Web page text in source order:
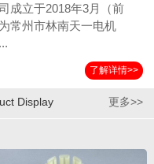
成立于2018年3月（前
常州市林南天一电机
了解详情>>
Display 更多>>